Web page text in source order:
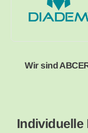
Wir sind
Individuelle